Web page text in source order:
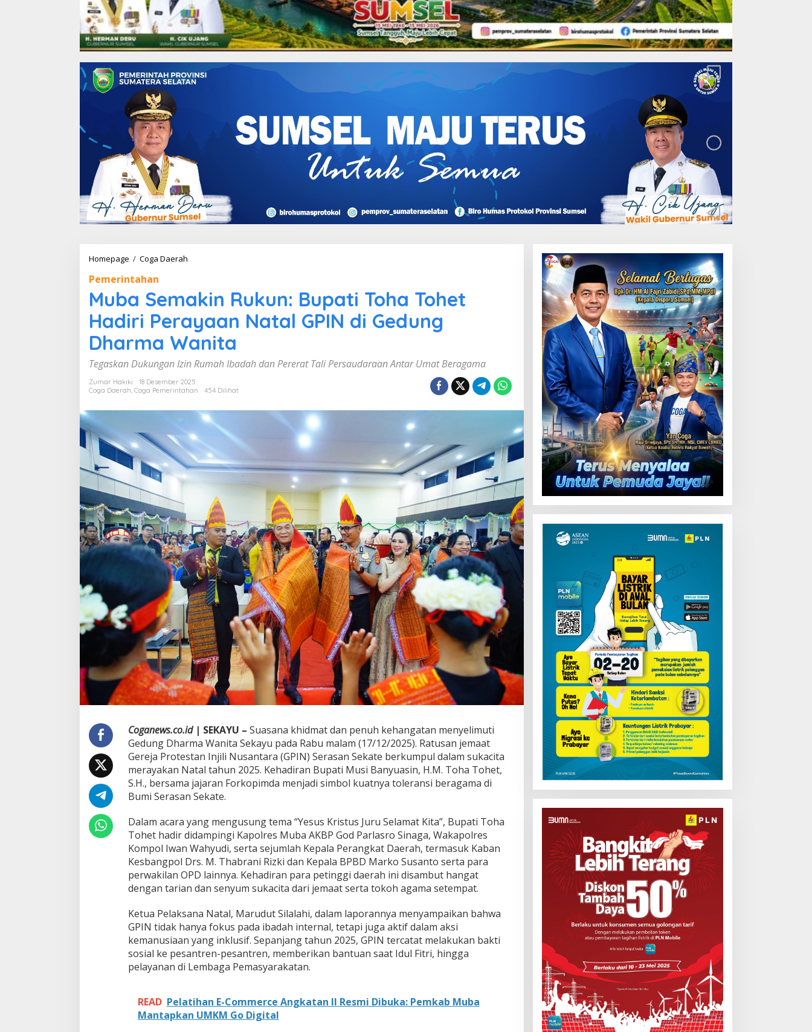
Homepage / Coga Daerah
S
m
k
n
R
u
u
:
B
u
p
o
h
a
T
o
h
e
t
H
a
d
i
r
i
P
e
r
a
a
a
n
N
a
t
a
l
P
I
N
d
i
G
e
u
g
D
h
a
a
W
a
Pemerintahan
Muba Semakin Rukun: Bupati Toha Tohet
Hadiri Perayaan Natal GPIN di Gedung
Dharma Wanita
Tegaskan Dukungan Izin Rumah Ibadah dan Pererat Tali Persaudaraan Antar Umat Beragama
Zumar Hakiki
18 Desember 2025
Coga Daerah, Coga Pemerintahan 454 Dilihat
Coganews.co.id | SEKAYU – Suasana khidmat dan penuh kehangatan menyelimuti
Gedung Dharma Wanita Sekayu pada Rabu malam (17/12/2025). Ratusan jemaat
Gereja Protestan Injili Nusantara (GPIN) Serasan Sekate berkumpul dalam sukacita
merayakan Natal tahun 2025. Kehadiran Bupati Musi Banyuasin, H.M. Toha Tohet,
S.H., bersama jajaran Forkopimda menjadi simbol kuatnya toleransi beragama di
Bumi Serasan Sekate.
Dalam acara yang mengusung tema “Yesus Kristus Juru Selamat Kita”, Bupati Toha
Tohet hadir didampingi Kapolres Muba AKBP God Parlasro Sinaga, Wakapolres
Kompol Iwan Wahyudi, serta sejumlah Kepala Perangkat Daerah, termasuk Kaban
Kesbangpol Drs. M. Thabrani Rizki dan Kepala BPBD Marko Susanto serta para
perwakilan OPD lainnya. Kehadiran para petinggi daerah ini disambut hangat
dengan tarian dan senyum sukacita dari jemaat serta tokoh agama setempat.
Ketua Pelaksana Natal, Marudut Silalahi, dalam laporannya menyampaikan bahwa
GPIN tidak hanya fokus pada ibadah internal, tetapi juga aktif dalam aksi
kemanusiaan yang inklusif. Sepanjang tahun 2025, GPIN tercatat melakukan bakti
sosial ke pesantren-pesantren, memberikan bantuan saat Idul Fitri, hingga
pelayanan di Lembaga Pemasyarakatan.
READ Pelatihan E-Commerce Angkatan II Resmi Dibuka: Pemkab Muba
Mantapkan UMKM Go Digital